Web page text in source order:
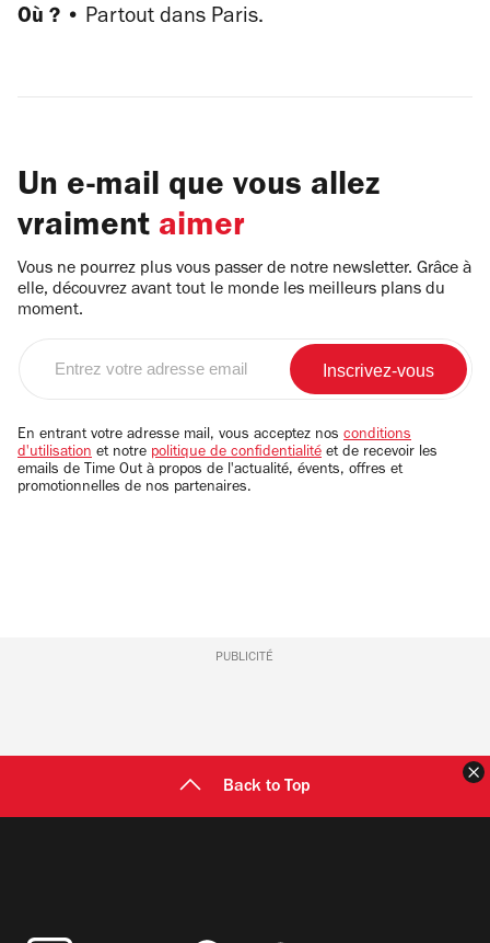
Où ? • Partout dans Paris.
Un e-mail que vous allez
vraiment aimer
Vous ne pourrez plus vous passer de notre newsletter. Grâce à
elle, découvrez avant tout le monde les meilleurs plans du
moment.
email
En entrant votre adresse mail, vous acceptez nos conditions
d'utilisation et notre politique de confidentialité et de recevoir les
emails de Time Out à propos de l'actualité, évents, offres et
promotionnelles de nos partenaires.
PUBLICITÉ
Back to Top